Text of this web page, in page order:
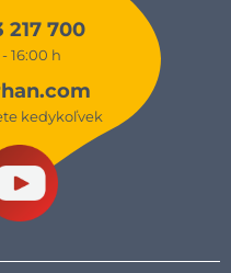
217 700
16:00 h
kedykoľvek